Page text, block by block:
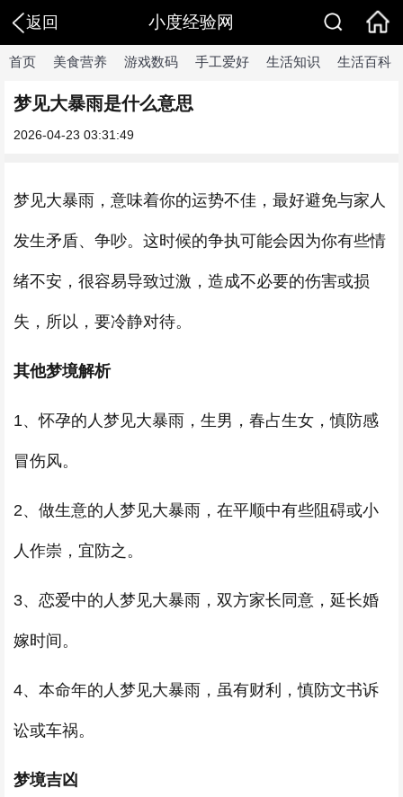
返回 小度经验网
首页 美食营养 游戏数码 手工爱好 生活知识 生活百科
梦见大暴雨是什么意思
2026-04-23 03:31:49
梦见大暴雨，意味着你的运势不佳，最好避免与家人
发生矛盾、争吵。这时候的争执可能会因为你有些情
绪不安，很容易导致过激，造成不必要的伤害或损
失，所以，要冷静对待。
其他梦境解析
1、怀孕的人梦见大暴雨，生男，春占生女，慎防感
冒伤风。
2、做生意的人梦见大暴雨，在平顺中有些阻碍或小
人作崇，宜防之。
3、恋爱中的人梦见大暴雨，双方家长同意，延长婚
嫁时间。
4、本命年的人梦见大暴雨，虽有财利，慎防文书诉
讼或车祸。
梦境吉凶